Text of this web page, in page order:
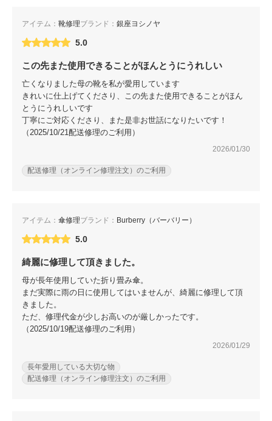
アイテム： 靴修理ブランド： 銀座ヨシノヤ
5.0
この先また使用できることがほんとうにうれしい
亡くなりました母の靴を私が愛用しています
きれいに仕上げてくださり、この先また使用できることがほん
とうにうれしいです
丁寧にご対応くださり、また是非お世話になりたいです！
（2025/10/21配送修理のご利用）
2026/01/30
配送修理（オンライン修理注文）のご利用
アイテム： 傘修理ブランド： Burberry（バーバリー）
5.0
綺麗に修理して頂きました。
母が長年使用していた折り畳み傘。
まだ実際に雨の日に使用してはいませんが、綺麗に修理して頂
きました。
ただ、修理代金が少しお高いのが厳しかったです。
（2025/10/19配送修理のご利用）
2026/01/29
長年愛用している大切な物
配送修理（オンライン修理注文）のご利用